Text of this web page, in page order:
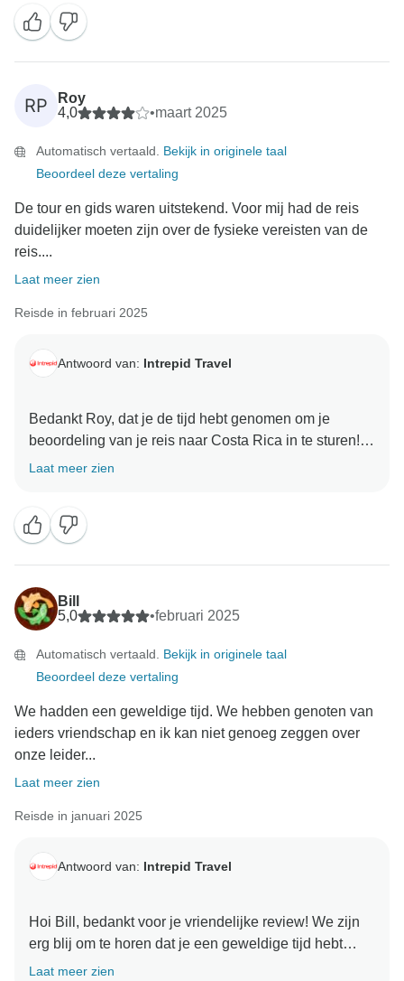
RP
Roy
4,0
•maart 2025
Automatisch vertaald. Bekijk in originele taal
Beoordeel deze vertaling
De tour en gids waren uitstekend. Voor mij had de reis
duidelijker moeten zijn over de fysieke vereisten van de
reis....
Laat meer zien
Reisde in februari 2025
Antwoord van: Intrepid Travel
Bedankt Roy, dat je de tijd hebt genomen om je
beoordeling van je reis naar Costa Rica in te sturen!
We zijn blij om te horen dat je over het algemeen van
kunnen worden. Hoewel we er nooit van uit zouden
willen gaan dat iemands chronologische leeftijd
deelname aan een tour in de weg zou kunnen staan,
nemen we je feedback serieus en hebben we deze
doorgestuurd naar het juiste team om in overweging te
nemen bij het bepalen van de moeilijkheidsgraad van
onze tours. Nogmaals bedankt en we kijken uit naar
Laat meer zien
Bill
5,0
•februari 2025
Automatisch vertaald. Bekijk in originele taal
Beoordeel deze vertaling
We hadden een geweldige tijd. We hebben genoten van
ieders vriendschap en ik kan niet genoeg zeggen over
onze leider...
Laat meer zien
Reisde in januari 2025
Antwoord van: Intrepid Travel
Hoi Bill, bedankt voor je vriendelijke review! We zijn
erg blij om te horen dat je een geweldige tijd hebt
gehad tijdens je Classic Costa Rica reis en dat je
Laat meer zien